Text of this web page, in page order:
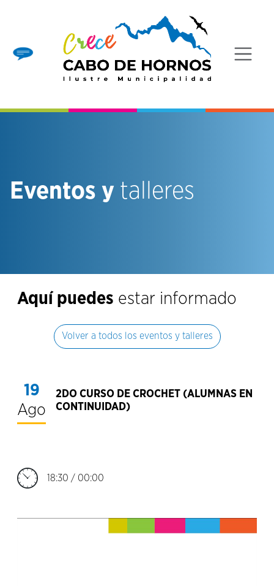
Eventos y talleres
Aquí puedes estar informado
Volver a todos los eventos y talleres
19
Ago
2DO CURSO DE CROCHET (ALUMNAS EN
CONTINUIDAD)
18:30 / 00:00